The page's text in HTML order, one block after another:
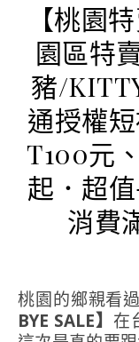
【桃園
園區特
豬/
通授權
T100元
起．超
消費
桃園的鄉親看
BYE SALE】 在